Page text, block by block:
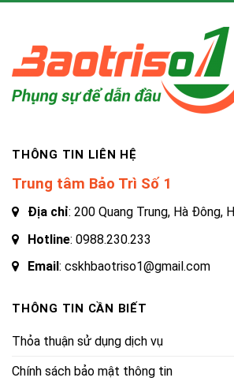
THÔNG TIN LIÊN HỆ
Trung tâm Bảo Trì Số 1
Địa chỉ: 200 Quang Trung, Hà Đông,
Hotline: 0988.230.233
Email : cskhbaotriso1@gmail.com
THÔNG TIN CẦN BIẾT
Thỏa thuận sử dụng dịch vụ
Chính sách bảo mật thông tin